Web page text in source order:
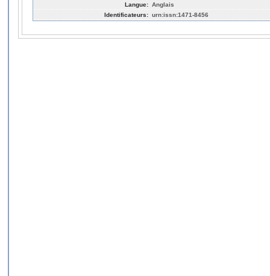
Langue: Anglais
Identificateurs: urn:issn:1471-8456